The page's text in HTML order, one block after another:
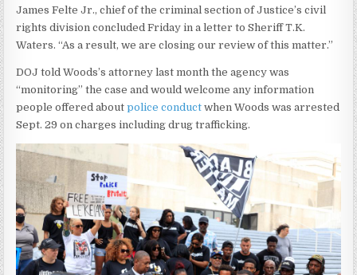
James Felte Jr., chief of the criminal section of Justice’s civil
rights division concluded Friday in a letter to Sheriff T.K.
Waters. “As a result, we are closing our review of this matter.”
DOJ told Woods’s attorney last month the agency was
“monitoring” the case and would welcome any information
people offered aboutpolice conduct when Woods was arrested
Sept. 29 on charges including drug trafficking.